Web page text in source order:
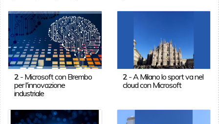
2- Microsoft con Brembo
per l'innovazione
industriale
2 - A Milano lo sport va nel
cloud con Microsoft